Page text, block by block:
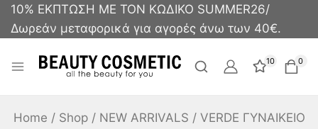
10% ΕΚΠΤΩΣΗ ΜΕ ΤΟΝ ΚΩΔΙΚΟ SUMMER26/
Δωρεάν μεταφορικά για αγορές άνω των 40€.
10 0
Home / Shop / NEW ARRIVALS / VERDE ΓΥΝΑΙΚΕΙΟ